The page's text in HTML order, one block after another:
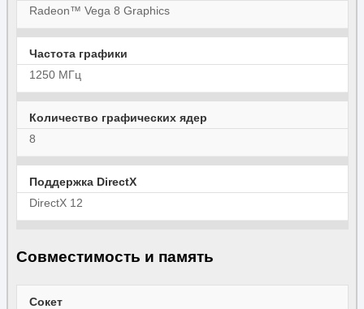
Radeon™ Vega 8 Graphics
Частота графики
1250 МГц
Количество графических ядер
8
Поддержка DirectX
DirectX 12
Совместимость и память
Сокет